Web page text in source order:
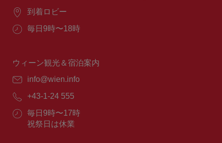
場
到着ロビー
営
間：
毎日9時〜18時
ウィーン観光＆宿泊案内
E
ー
ル：
info@wien.info
電
番
号：
+43-1-24 555
営
業
毎日9時〜17時
祝祭日は休業